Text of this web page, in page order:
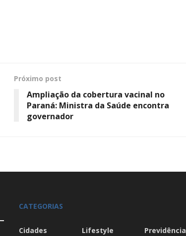
Próximo post
Ampliação da cobertura vacinal no
Paraná: Ministra da Saúde encontra
governador
CATEGORIAS
Cidades
Lifestyle
Previdência